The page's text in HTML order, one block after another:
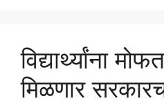
विद्यार्थ्यांना
मिळणार